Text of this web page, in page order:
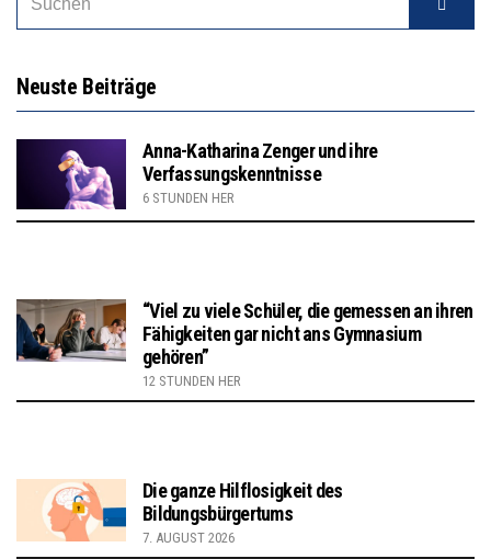
Neuste Beiträge
Anna-Katharina Zenger und ihre
Verfassungskenntnisse
6 STUNDEN HER
“Viel zu viele Schüler, die gemessen an ihren
Fähigkeiten gar nicht ans Gymnasium
gehören”
12 STUNDEN HER
Die ganze Hilflosigkeit des
Bildungsbürgertums
7. AUGUST 2026